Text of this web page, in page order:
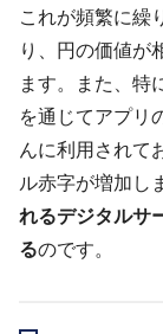
これが頻繁に繰
り、円の価値が
ます。また、特
を通じてアプリ
んに利用されて
ル赤字が増加し
れるデジタルサ
るのです。